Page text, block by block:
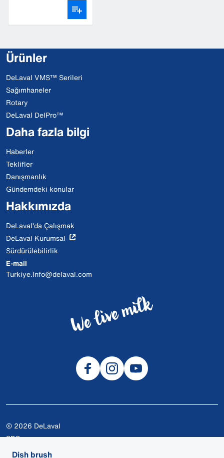
Dish brush
Ürünler
DeLaval VMS™ Serileri
Sağımhaneler
Rotary
DeLaval DelPro™
Daha fazla bilgi
Haberler
Teklifler
Danışmanlık
Gündemdeki konular
Hakkımızda
DeLaval'da Çalışmak
DeLaval Kurumsal
Sürdürülebilirlik
E-mail
Turkiye.Info@delaval.com
© 2026 DeLaval
SDS
Çerezler